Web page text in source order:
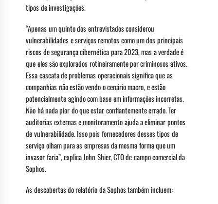
tipos de investigações.
“Apenas um quinto dos entrevistados considerou
vulnerabilidades e serviços remotos como um dos principais
riscos de segurança cibernética para 2023, mas a verdade é
que eles são explorados rotineiramente por criminosos ativos.
Essa cascata de problemas operacionais significa que as
companhias não estão vendo o cenário macro, e estão
potencialmente agindo com base em informações incorretas.
Não há nada pior do que estar confiantemente errado. Ter
auditorias externas e monitoramento ajuda a eliminar pontos
de vulnerabilidade. Isso pois fornecedores desses tipos de
serviço olham para as empresas da mesma forma que um
invasor faria”, explica John Shier, CTO de campo comercial da
Sophos.
As descobertas do relatório da Sophos também incluem: